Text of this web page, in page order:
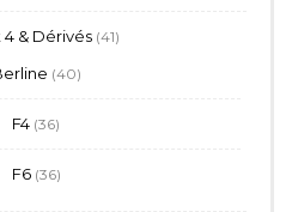
4 & Dérivés 4141
4040
F4 3636
F6 3636